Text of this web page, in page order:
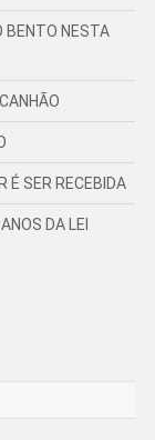
BENTO NESTA
É SER RECEBIDA
DA LEI